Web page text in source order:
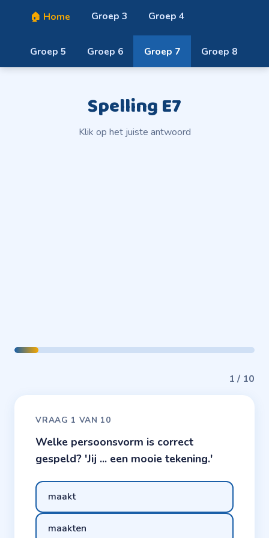
🏠 Home Groep 3 Groep 4
Groep 5 Groep 6 Groep 7 Groep 8
Spelling E7
Klik op het juiste antwoord
1 / 10
VRAAG 1 VAN 10
Welke persoonsvorm is correct
gespeld? 'Jij ... een mooie tekening.'
maakt
maakten